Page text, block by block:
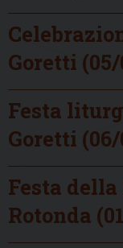
Goretti
Festa
Goretti
Festa
Rotonda